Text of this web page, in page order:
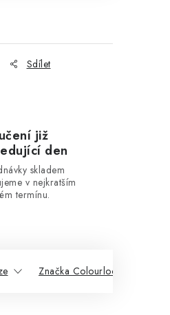
Sdílet
již
den
skladem
v nejkratším
termínu.
Značka Colourlock